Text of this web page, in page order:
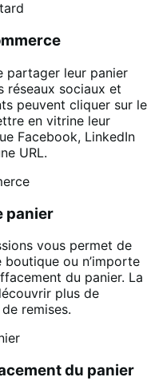
partager leur panier
réseaux sociaux et
peuvent cliquer sur le
en vitrine leur
Facebook, LinkedIn
URL.
panier
vous permet de
ou n’importe
du panier. La
plus de
remises.
du panier